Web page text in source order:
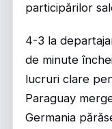
participărilor
4-3 la
de minute
lucruri clare
Paraguay
Germania